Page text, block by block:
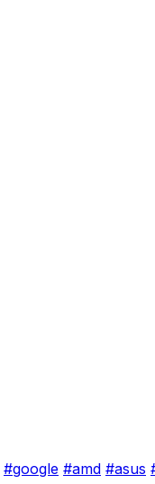
#google #amd #asus